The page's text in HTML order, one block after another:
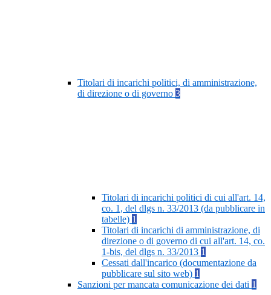
Titolari di incarichi politici, di amministrazione,
di direzione o di governo 3
Titolari di incarichi politici di cui all'art. 14,
co. 1, del dlgs n. 33/2013 (da pubblicare in
tabelle) 1
Titolari di incarichi di amministrazione, di
direzione o di governo di cui all'art. 14, co.
1-bis, del dlgs n. 33/2013 1
Cessati dall'incarico (documentazione da
pubblicare sul sito web) 1
Sanzioni per mancata comunicazione dei dati 1